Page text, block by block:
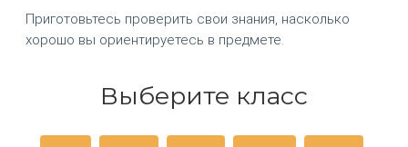
Приготовьтесь проверить свои знания, насколько
хорошо вы ориентируетесь в предмете.
Выберите класс